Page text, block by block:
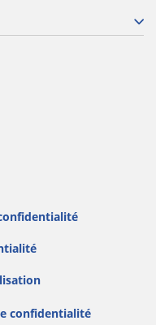
confidentialité